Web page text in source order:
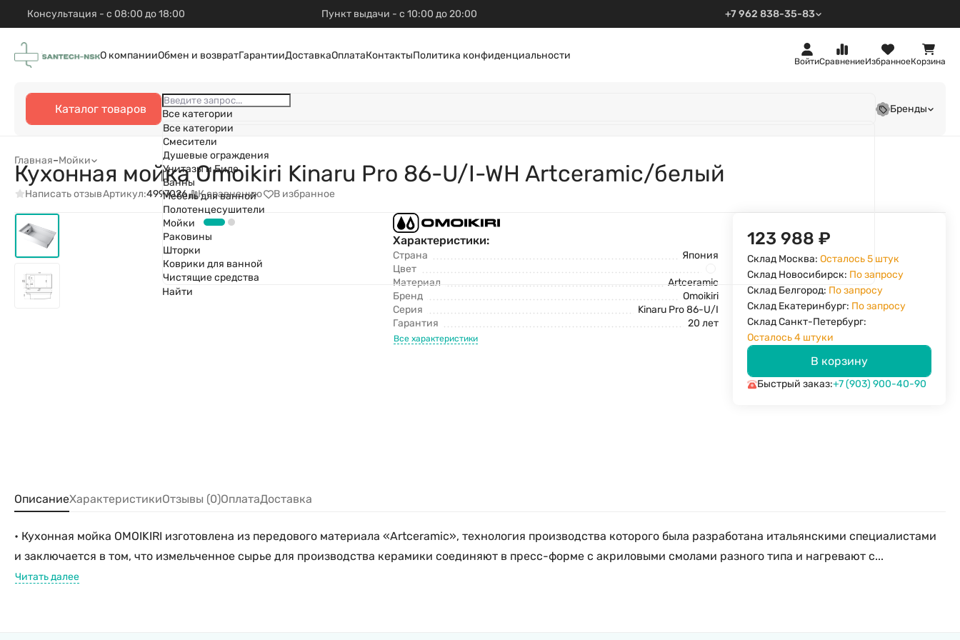
Консультация - с 08:00 до 18:00 Пункт выдачи - с 10:00 до 20:00 +7 962 838-35-83
О компанииОбмен и возвратГарантииДоставкаОплатаКонтактыПолитика конфиденциальности
ВойтиСравнениеИзбранноеКорзина
Каталог товаров
Все категории
Все категории
Смесители
Душевые ограждения
Унитазы и Биде
Ванны
Мебель для ванной
Полотенцесушители
Мойки
Раковины
Шторки
Коврики для ванной
Чистящие средства
Найти
Бренды
Главная–Мойки
Кухонная мойка Omoikiri Kinaru Pro 86-U/I-WH Artceramic/белый
Написать отзывАртикул:4997026 К сравнению В избранное
Характеристики:
Страна
Япония
Цвет
Материал
Artceramic
Бренд
Omoikiri
Серия
Kinaru Pro 86-U/I
Гарантия
20 лет
Все характеристики
123 988₽
Склад Москва:Осталось 5 штук
Склад Новосибирск: По запросу
Склад Белгород: По запросу
Склад Екатеринбург: По запросу
Склад Санкт-Петербург:
Осталось 4 штуки
В корзину
Быстрый заказ:+7 (903) 900-40-90
ОписаниеХарактеристикиОтзывы (0)ОплатаДоставка
• Кухонная мойка OMOIKIRI изготовлена из передового материала «Artceramic», технология производства которого была разработана итальянскими специалистами
и заключается в том, что измельченное сырье для производства керамики соединяют в пресс-форме с акриловыми смолами разного типа и нагревают с...
Читать далее